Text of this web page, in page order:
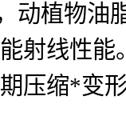
动植物油
射线性
压缩*变